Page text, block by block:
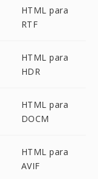
HTML para
RTF
HTML para
HDR
HTML para
DOCM
HTML para
AVIF